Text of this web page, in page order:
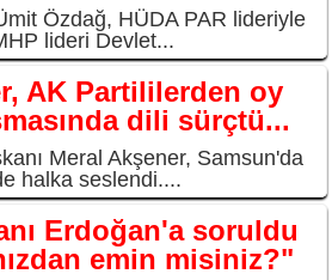
Özdağ, HÜDA PAR lideriyle
lideri Devlet...
AK Partililerden oy
dili sürçtü...
Meral Akşener, Samsun'da
halka seslendi....
Erdoğan'a soruldu
emin misiniz?"